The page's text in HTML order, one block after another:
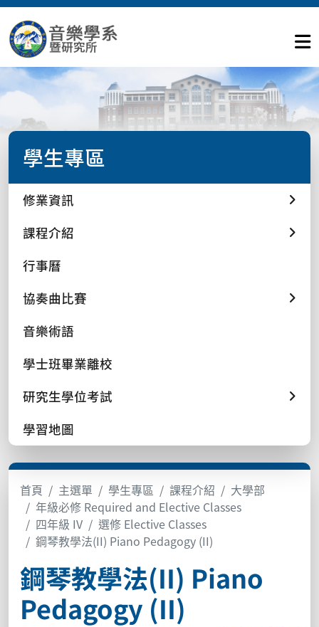
學生專區
修業資訊
課程介紹
行事曆
協奏曲比賽
音樂術語
學士班畢業離校
研究生學位考試
學習地圖
首頁 主選單 學生專區 課程介紹
大學部
年級必修 Required and Elective Classes
四年級 IV
選修 Elective Classes
鋼琴教學法(II) Piano Pedagogy (II)
鋼琴教學法(II) Piano
Pedagogy (II)